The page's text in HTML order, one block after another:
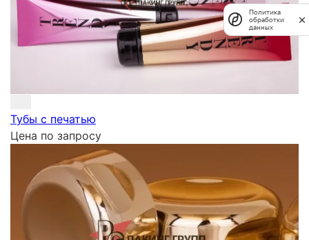
Тубы с печатью
Цена по запросу
Политика
обработки
данных